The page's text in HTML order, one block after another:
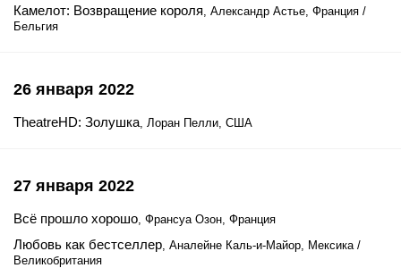
Камелот: Возвращение короля, Александр Астье, Франция /
Бельгия
26 января 2022
TheatreHD: Золушка, Лоран Пелли, США
27 января 2022
Всё прошло хорошо, Франсуа Озон, Франция
Любовь как бестселлер, Аналейне Каль-и-Майор, Мексика /
Великобритания